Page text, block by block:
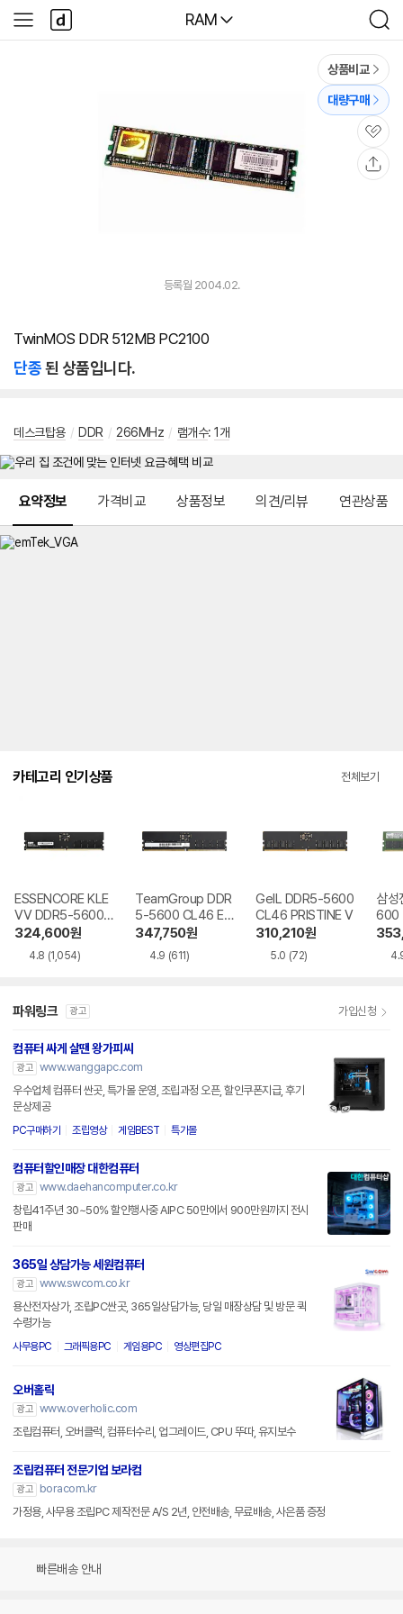
다나와
RAM
검
색
사
이
다
나
와
상품비교
대량구매
관
심
등록월 2004.02.
TwinMOS DDR 512MB PC2100
단종된 상품입니다.
데스크탑용 / DDR / 266MHz / 램개수: 1개
요약정보 가격비교 상품정보 의견/리뷰 연관상품
카테고리 인기상품 전체보기
ESSENCORE KLE
VV DDR5-5600
CL46 파인인포
324,600원
4.8 (1,054)
TeamGroup DDR
5-5600 CL46 Elit
e 서린
347,750원
4.9 (611)
GeIL DDR5-5600
CL46 PRISTINE V
310,210원
5.0 (72)
삼
600
파워링크 광고 가입신청
컴퓨터 싸게 살땐 왕가피씨
광고 www.wanggapc.com
우수업체 컴퓨터 싼곳, 특가몰 운영, 조립과정 오픈, 할인쿠폰지급, 후기
문상제공
PC구매하기 조립영상 게임BEST 특가몰
컴퓨터할인매장 대한컴퓨터
광고 www.daehancomputer.co.kr
창립41주년 30~50% 할인행사중 AIPC 50만에서 900만원까지 전시
판매
365일 상담가능 세원컴퓨터
광고 www.swcom.co.kr
용산전자상가, 조립PC싼곳, 365일상담가능, 당일 매장상담 및 방문 퀵
수령가능
사무용PC 그래픽용PC 게임용PC 영상편집PC
오버홀릭
광고 www.overholic.com
조립컴퓨터, 오버클럭, 컴퓨터수리, 업그레이드, CPU 뚜따, 유지보수
조립컴퓨터 전문기업 보라컴
광고
boracom.kr
가정용, 사무용 조립PC 제작전문 A/S 2년, 안전배송, 무료배송, 사은품 증정
빠른배송 안내